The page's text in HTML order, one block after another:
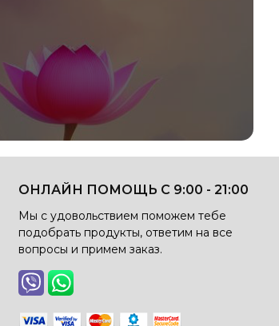
ОНЛАЙН ПОМОЩЬ С 9:00 - 21:00
Мы с удовольствием поможем тебе
подобрать продукты, ответим на все
вопросы и примем заказ.